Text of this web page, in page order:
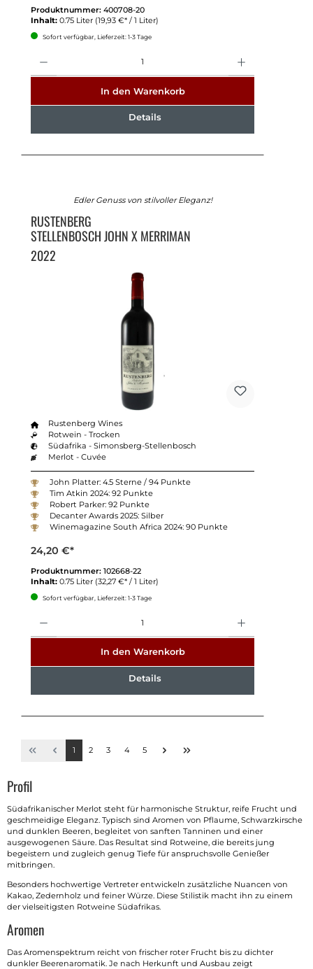
Produktnummer: 400708-20
Inhalt: 0.75 Liter (19,93 €* / 1 Liter)
Sofort verfügbar, Lieferzeit: 1-3 Tage
In den Warenkorb
Details
Edler Genuss von stilvoller Eleganz!
RUSTENBERG
STELLENBOSCH JOHN X MERRIMAN
2022
Rustenberg Wines
Rotwein - Trocken
Südafrika - Simonsberg-Stellenbosch
Merlot - Cuvée
John Platter: 4.5 Sterne / 94 Punkte
Tim Atkin 2024: 92 Punkte
Robert Parker: 92 Punkte
Decanter Awards 2025: Silber
Winemagazine South Africa 2024: 90 Punkte
24,20 €*
Produktnummer: 102668-22
Inhalt: 0.75 Liter (32,27 €* / 1 Liter)
Sofort verfügbar, Lieferzeit: 1-3 Tage
In den Warenkorb
Details
1 2 3 4 5
Profil
Südafrikanischer Merlot steht für harmonische Struktur, reife Frucht und
geschmeidige Eleganz. Typisch sind Aromen von Pflaume, Schwarzkirsche
und dunklen Beeren, begleitet von sanften Tanninen und einer
ausgewogenen Säure. Das Resultat sind Rotweine, die bereits jung
begeistern und zugleich genug Tiefe für anspruchsvolle Genießer
mitbringen.
Besonders hochwertige Vertreter entwickeln zusätzliche Nuancen von
Kakao, Zedernholz und feiner Würze. Diese Stilistik macht ihn zu einem
der vielseitigsten Rotweine Südafrikas.
Aromen
Das Aromenspektrum reicht von frischer roter Frucht bis zu dichter
dunkler Beerenaromatik. Je nach Herkunft und Ausbau zeigt